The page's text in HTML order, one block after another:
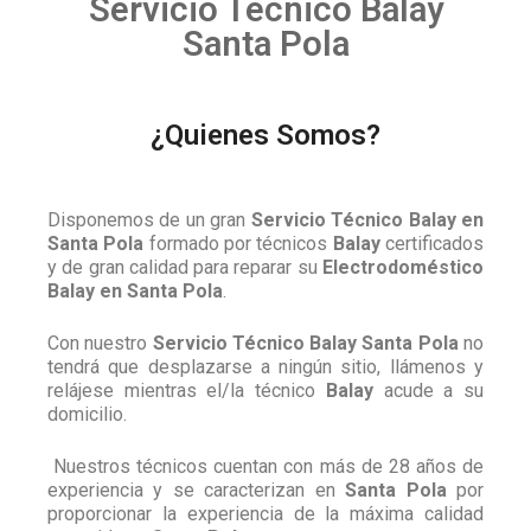
Servicio Técnico Balay
Santa Pola
¿Quienes Somos?
Disponemos de un gran Servicio Técnico Balay en
Santa Pola formado por técnicos Balaycertificados
y de gran calidad para reparar su Electrodoméstico
Balay en Santa Pola.
Con nuestro Servicio Técnico Balay Santa Polano
tendrá que desplazarse a ningún sitio, llámenos y
relájese mientras el/la técnico Balayacude a su
domicilio.
Nuestros técnicos cuentan con más de 28 años de
experiencia y se caracterizan enSanta Polapor
proporcionar la experiencia de la máxima calidad